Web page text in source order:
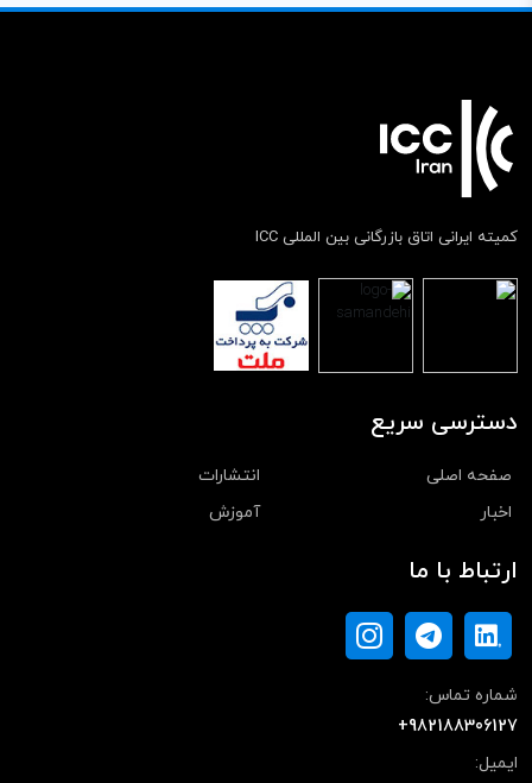
کمیته ایرانی اتاق بازرگانی بین المللی ICC
دسترسی سریع
صفحه اصلی
انتشارات
اخبار
آموزش
ارتباط با ما
شماره تماس:
+982188306127
ایمیل: